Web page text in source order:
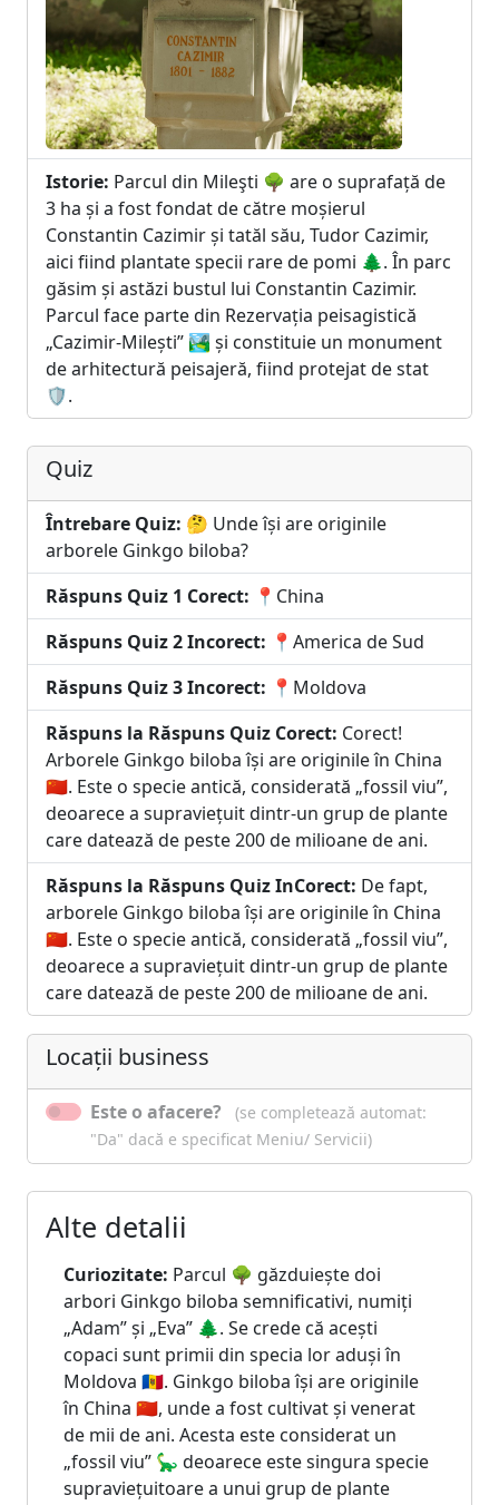
Istorie: Parcul din Mileşti 🌳 are o suprafață de
3 ha și a fost fondat de către moșierul
Constantin Cazimir și tatăl său, Tudor Cazimir,
aici fiind plantate specii rare de pomi 🌲. În parc
găsim și astăzi bustul lui Constantin Cazimir.
Parcul face parte din Rezervația peisagistică
„Cazimir-Milești” 🏞️ și constituie un monument
de arhitectură peisajeră, fiind protejat de stat
🛡️.
Quiz
Întrebare Quiz: 🤔 Unde își are originile
arborele Ginkgo biloba?
Răspuns Quiz 1 Corect: 📍China
Răspuns Quiz 2 Incorect: 📍America de Sud
Răspuns Quiz 3 Incorect: 📍Moldova
Răspuns la Răspuns Quiz Corect: Corect!
Arborele Ginkgo biloba își are originile în China
🇨🇳. Este o specie antică, considerată „fossil viu”,
deoarece a supraviețuit dintr-un grup de plante
care datează de peste 200 de milioane de ani.
Răspuns la Răspuns Quiz InCorect: De fapt,
arborele Ginkgo biloba își are originile în China
🇨🇳. Este o specie antică, considerată „fossil viu”,
deoarece a supraviețuit dintr-un grup de plante
care datează de peste 200 de milioane de ani.
Locații business
Este o afacere?
(se completează automat:
"Da" dacă e specificat Meniu/ Servicii)
Alte detalii
Curiozitate: Parcul 🌳 găzduiește doi
arbori Ginkgo biloba semnificativi, numiți
„Adam” și „Eva” 🌲. Se crede că acești
copaci sunt primii din specia lor aduși în
Moldova 🇲🇩. Ginkgo biloba își are originile
în China 🇨🇳, unde a fost cultivat și venerat
de mii de ani. Acesta este considerat un
„fossil viu” 🦕 deoarece este singura specie
supraviețuitoare a unui grup de plante